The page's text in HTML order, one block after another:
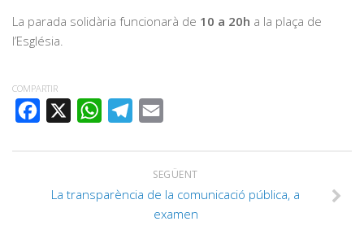
La parada solidària funcionarà de 10 a 20h a la plaça de
l’Església.
COMPARTIR
FACEBOOK
WHATSAPPTELEGRAM
SEGÜENT
La transparència de la comunicació pública, a
examen